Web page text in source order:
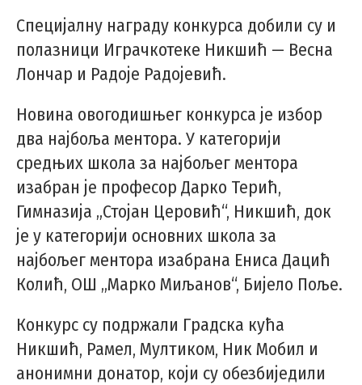
Специјалну награду конкурса добили су и
полазници Играчкотеке Никшић — Весна
Лончар и Радоје Радојевић.
Новина овогодишњег конкурса је избор
два најбоља ментора. У категорији
средњих школа за најбољег ментора
изабран је професор Дарко Терић,
Гимназија „Стојан Церовић“, Никшић, док
је у категорији основних школа за
најбољег ментора изабрана Ениса Дацић
Колић, ОШ „Марко Миљанов“, Бијело Поље.
Конкурс су подржали Градска кућа
Никшић, Рамел, Мултиком, Ник Мобил и
анонимни донатор, који су обезбиједили